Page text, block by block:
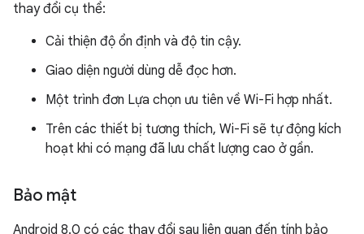
thay đổi cụ thể:
Cải thiện độ ổn định và độ tin cậy.
Giao diện người dùng dễ đọc hơn.
Một trình đơn Lựa chọn ưu tiên về Wi-Fi hợp nhất.
Trên các thiết bị tương thích, Wi-Fi sẽ tự động kích
hoạt khi có mạng đã lưu chất lượng cao ở gần.
Bảo mật
Android 8.0 có các thay đổi sau liên quan đến tính bảo